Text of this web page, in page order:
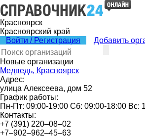
Красноярск
Красноярский край
Войти / Регистрация
Добавить
Новые организации
Медведь, Красноярск
Адрес:
улица Алексеева, дом 52
График работы:
Пн-Пт: 09:00-19:00 Сб: 09:00-18:00 Вс:
Контакты:
+7 (391) 220‒08‒02
+7‒902‒962‒45‒63